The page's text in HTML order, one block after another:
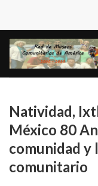
Natividad,
México 80
comunidad y
comunitario